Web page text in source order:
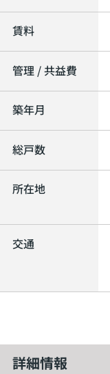
賃料
管理 / 共益費
築年月
総戸数
所在地
交通
詳細情報